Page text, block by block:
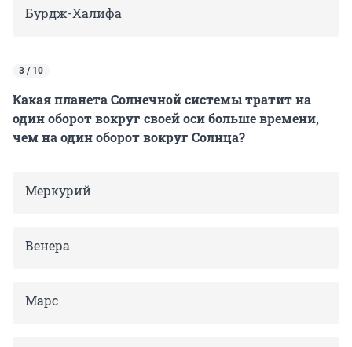
Бурдж-Халифа
3 / 10
Какая планета Солнечной системы тратит на
один оборот вокруг своей оси больше времени,
чем на один оборот вокруг Солнца?
Меркурий
Венера
Марс